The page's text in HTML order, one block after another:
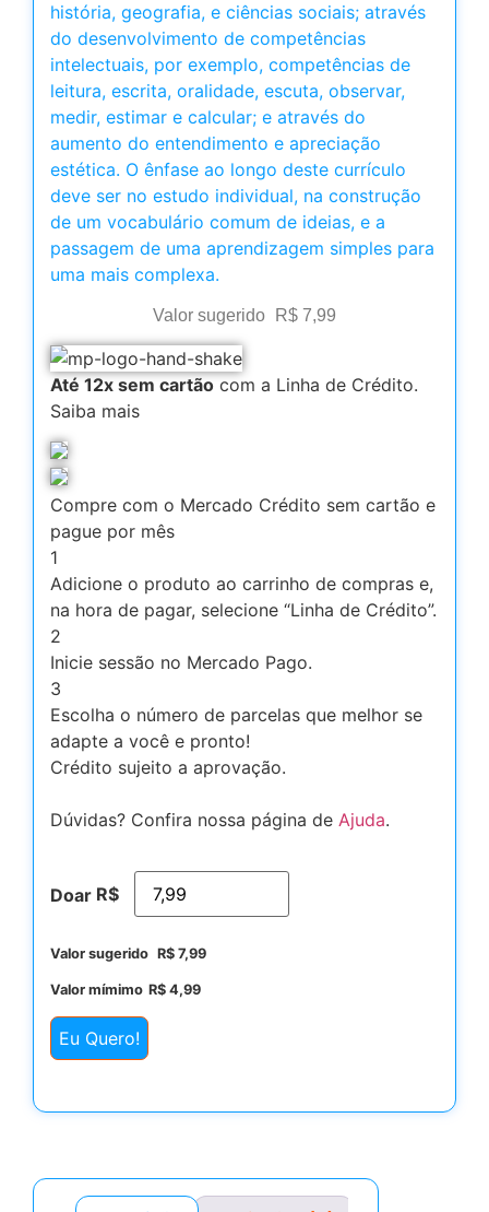
história, geografia, e ciências sociais; através
do desenvolvimento de competências
intelectuais, por exemplo, competências de
leitura, escrita, oralidade, escuta, observar,
medir, estimar e calcular; e através do
aumento do entendimento e apreciação
estética. O ênfase ao longo deste currículo
deve ser no estudo individual, na construção
de um vocabulário comum de ideias, e a
passagem de uma aprendizagem simples para
uma mais complexa.
Valor sugerido R$ 7,99
Até 12x sem cartão com a Linha de Crédito.
Saiba mais
Compre com o Mercado Crédito sem cartão e
pague por mês
1
Adicione o produto ao carrinho de compras e,
na hora de pagar, selecione “Linha de Crédito”.
2
Inicie sessão no Mercado Pago.
3
Escolha o número de parcelas que melhor se
adapte a você e pronto!
Crédito sujeito a aprovação.
Dúvidas? Confira nossa página de Ajuda.
Doar R$
Valor sugerido R$ 7,99
Valor mímimo R$ 4,99
Eu Quero!